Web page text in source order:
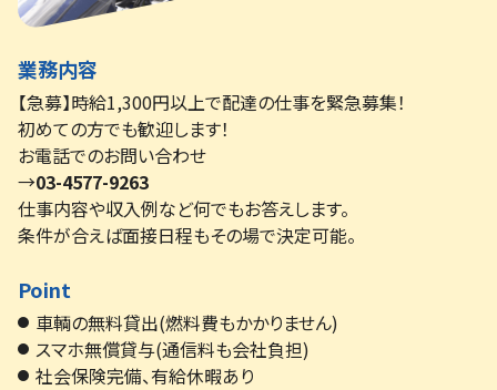
業務内容
【急募】時給1,300円以上で配達の仕事を緊急募集！
初めての方でも歓迎します！
お電話でのお問い合わせ
→03-4577-9263
仕事内容や収入例など何でもお答えします。
条件が合えば面接日程もその場で決定可能。
Point
車輌の無料貸出(燃料費もかかりません)
スマホ無償貸与(通信料も会社負担)
社会保険完備、有給休暇あり